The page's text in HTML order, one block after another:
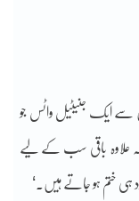
سے ایک جنیٹیل واٹس جو
کہ علاوہ باقی سب کے لیے
ہی ختم ہو جاتے ہیں۔‘